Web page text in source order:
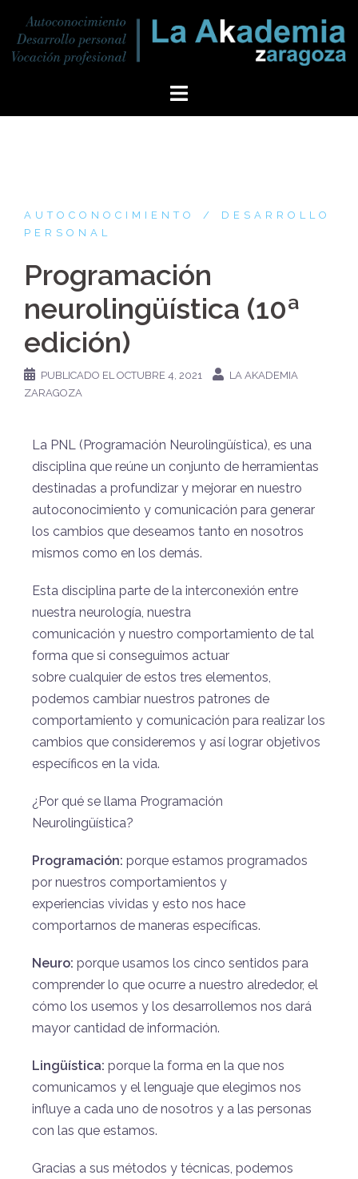
AUTOCONOCIMIENTO
DESARROLLO
PERSONAL
Programación
neurolingüística (10ª
edición)
PUBLICADO EL OCTUBRE 4, 2021
LA AKADEMIA
ZARAGOZA
La PNL (Programación Neurolingüística), es una
disciplina que reúne un conjunto de herramientas
destinadas a profundizar y mejorar en nuestro
autoconocimiento y comunicación para generar
los cambios que deseamos tanto en nosotros
mismos como en los demás.
Esta disciplina parte de la interconexión entre
nuestra neurología, nuestra
comunicación y nuestro comportamiento de tal
forma que si conseguimos actuar
sobre cualquier de estos tres elementos,
podemos cambiar nuestros patrones de
comportamiento y comunicación para realizar los
cambios que consideremos y así lograr objetivos
específicos en la vida.
¿Por qué se llama Programación
Neurolingüística?
Programación: porque estamos programados
por nuestros comportamientos y
experiencias vividas y esto nos hace
comportarnos de maneras específicas.
Neuro: porque usamos los cinco sentidos para
comprender lo que ocurre a nuestro alrededor, el
cómo los usemos y los desarrollemos nos dará
mayor cantidad de información.
Lingüística: porque la forma en la que nos
comunicamos y el lenguaje que elegimos nos
influye a cada uno de nosotros y a las personas
con las que estamos.
Gracias a sus métodos y técnicas, podemos